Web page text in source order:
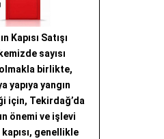
Kapısı Satışı
sayısı
birlikte,
yapıya yangın
için, Tekirdağ’da
önemi ve işlevi
genellikle